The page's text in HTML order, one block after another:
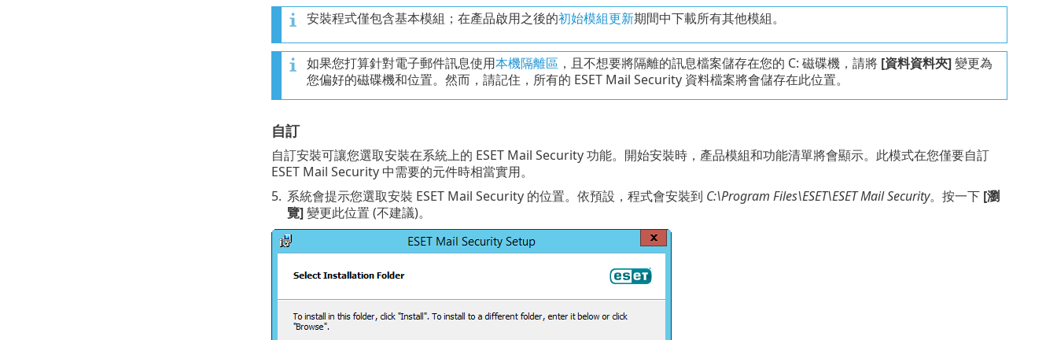
安裝程式僅包含基本模組；在產品啟用之後的初始模組更新期間中下載所有其他模組。
如果您打算針對電子郵件訊息使用本機隔離區 ，且不想要將隔離的訊息檔案儲存在您的 C: 磁碟機，請將 [資料資料夾]變更為
您偏好的磁碟機和位置。然而，請記住，所有的 ESET Mail Security 資料檔案將會儲存在此位置。
自訂
自訂安裝可讓您選取安裝在系統上的 ESET Mail Security 功能。開始安裝時，產品模組和功能清單將會顯示。此模式在您僅要自訂
ESET Mail Security 中需要的元件時相當實用。
5. 系統會提示您選取安裝 ESET Mail Security 的位置。依預設，程式會安裝到 C:\Program Files\ESET\ESET Mail Security。按一下 [瀏
覽]變更此位置 (不建議)。